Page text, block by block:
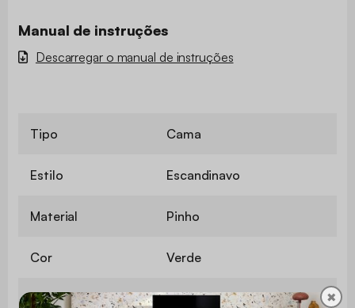
Manual de instruções
Descarregar o manual de instruções
Tipo Cama
Estilo Escandinavo
Material Pinho
Cor Verde
Tamanho 90 x 190 cm ✖